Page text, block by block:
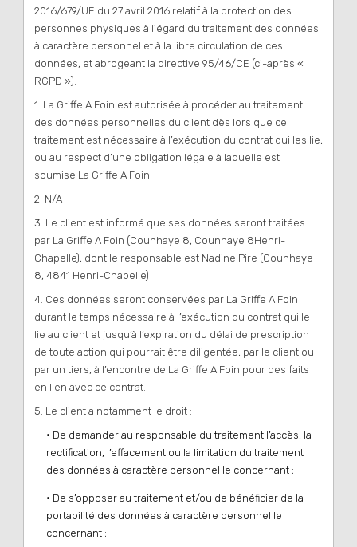
2016/679/UE du 27 avril 2016 relatif à la protection des
personnes physiques à l'égard du traitement des données
à caractère personnel et à la libre circulation de ces
données, et abrogeant la directive 95/46/CE (ci-après «
RGPD »).
1. La Griffe A Foin est autorisée à procéder au traitement
des données personnelles du client dès lors que ce
traitement est nécessaire à l’exécution du contrat qui les lie,
ou au respect d’une obligation légale à laquelle est
soumise La Griffe A Foin.
2. N/A
3. Le client est informé que ses données seront traitées
par La Griffe A Foin (Counhaye 8, Counhaye 8Henri-
Chapelle), dont le responsable est Nadine Pire (Counhaye
8, 4841 Henri-Chapelle)
4. Ces données seront conservées par La Griffe A Foin
durant le temps nécessaire à l’exécution du contrat qui le
lie au client et jusqu’à l’expiration du délai de prescription
de toute action qui pourrait être diligentée, par le client ou
par un tiers, à l’encontre de La Griffe A Foin pour des faits
en lien avec ce contrat.
5. Le client a notamment le droit :
• De demander au responsable du traitement l’accès, la
rectification, l’effacement ou la limitation du traitement
des données à caractère personnel le concernant ;
• De s’opposer au traitement et/ou de bénéficier de la
portabilité des données à caractère personnel le
concernant ;